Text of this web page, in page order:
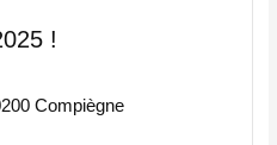
!
Compiègne